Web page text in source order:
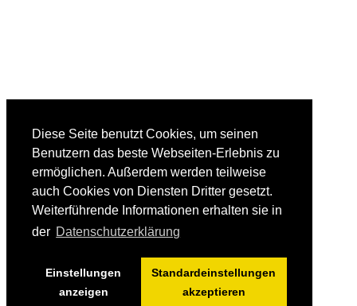
Diese Seite benutzt Cookies, um seinen
Benutzern das beste Webseiten-Erlebnis zu
ermöglichen. Außerdem werden teilweise
auch Cookies von Diensten Dritter gesetzt.
Weiterführende Informationen erhalten sie in
der Datenschutzerklärung
Einstellungen
anzeigen
Standardeinstellungen
akzeptieren